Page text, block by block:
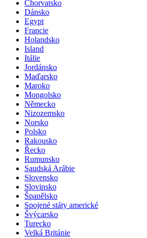
Chorvatsko
Dánsko
Egypt
Francie
Holandsko
Island
Itálie
Jordánsko
Maďarsko
Maroko
Mongolsko
Německo
Nizozemsko
Norsko
Polsko
Rakousko
Řecko
Rumunsko
Saudská Arábie
Slovensko
Slovinsko
Španělsko
Spojené státy americké
Švýcarsko
Turecko
Velká Británie